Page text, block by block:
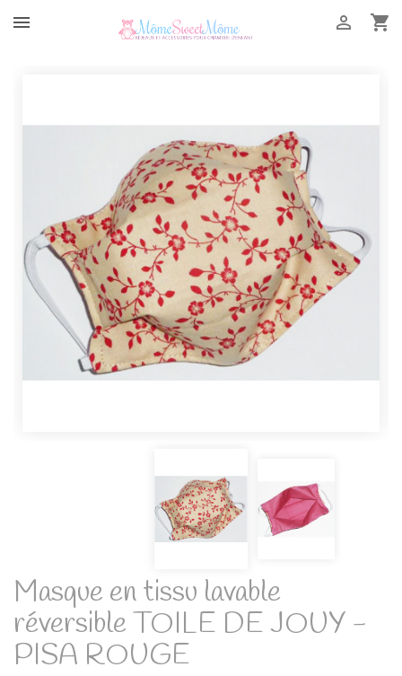
 

Masque en tissu lavable
réversible TOILE DE JOUY -
PISA ROUGE